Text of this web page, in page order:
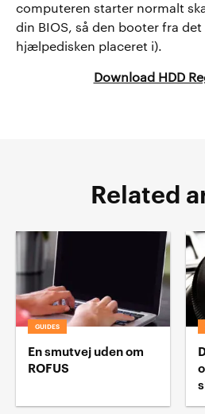
computeren starter normalt
din BIOS, så den booter fra
hjælpedisken placeret i).
Download HDD
Related
GUIDES
En smutvej uden om
ROFUS